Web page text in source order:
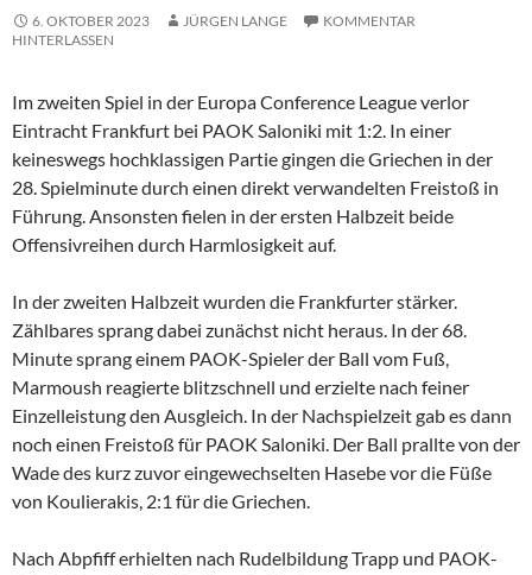
6. OKTOBER 2023 JÜRGEN LANGE
KOMMENTAR
HINTERLASSEN
Im zweiten Spiel in der Europa Conference League verlor
Eintracht Frankfurt bei PAOK Saloniki mit 1:2. In einer
keineswegs hochklassigen Partie gingen die Griechen in der
28. Spielminute durch einen direkt verwandelten Freistoß in
Führung. Ansonsten fielen in der ersten Halbzeit beide
Offensivreihen durch Harmlosigkeit auf.
In der zweiten Halbzeit wurden die Frankfurter stärker.
Zählbares sprang dabei zunächst nicht heraus. In der 68.
Minute sprang einem PAOK-Spieler der Ball vom Fuß,
Marmoush reagierte blitzschnell und erzielte nach feiner
Einzelleistung den Ausgleich. In der Nachspielzeit gab es dann
noch einen Freistoß für PAOK Saloniki. Der Ball prallte von der
Wade des kurz zuvor eingewechselten Hasebe vor die Füße
von Koulierakis, 2:1 für die Griechen.
Nach Abpfiff erhielten nach Rudelbildung Trapp und PAOK-